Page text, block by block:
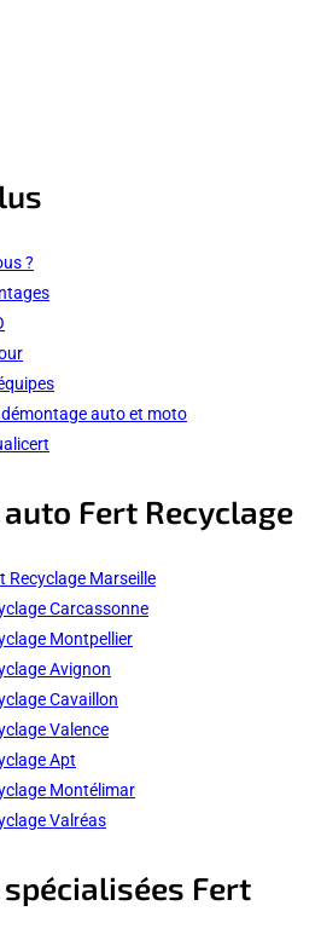
?
auto et moto
Fert Recyclage
Recyclage Marseille
Carcassonne
Montpellier
Avignon
Cavaillon
Valence
Apt
Montélimar
Valréas
Fert